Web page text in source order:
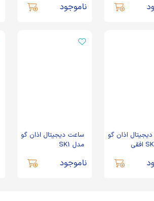
ناموجود
اذان گو
ساعت دیجیتال اذان گو
مدل SK1
ناموجود